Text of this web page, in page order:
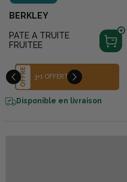
BERKLEY
PATE A TRUITE
FRUITEE
OFFRE 3+1 OFFERT
Disponible en livraison